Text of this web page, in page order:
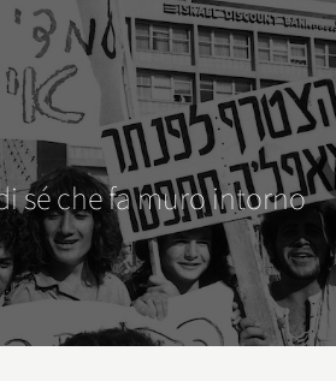
sé che fa muro intorno